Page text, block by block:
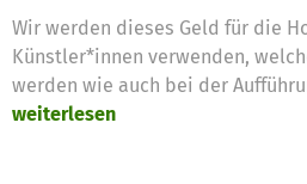
Wir werden dieses Geld für die
Künstler*innen verwenden,
werden wie auch bei der
weiterlesen